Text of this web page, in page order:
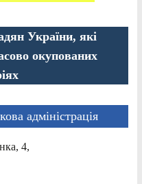
України, які
окупованих
адміністрація
4,